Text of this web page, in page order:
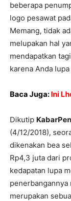
beberapa
logo pesawat
Memang, tidak
melupakan hal
mendapatkan
karena Anda
Baca Juga: Ini
Dikutip
(4/12/2018),
dikenakan bea
Rp4,3 juta dari
kedapatan lupa
penerbangannya
merupakan